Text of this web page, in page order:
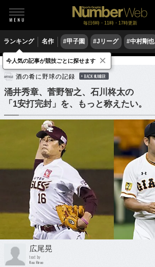
毎日6時・11時・17時更新
ランキング 名作 #甲子園 #Jリーグ #中村剛也
野球 プロ野球
酒の肴に野球の記録 BACK NUMBER
涌井秀章、菅野智之、石川柊太の
「1安打完封」を、もっと称えたい。
広尾晃
text by
Kou Hiroo
今人気の記事が競技ごとに探せます ×